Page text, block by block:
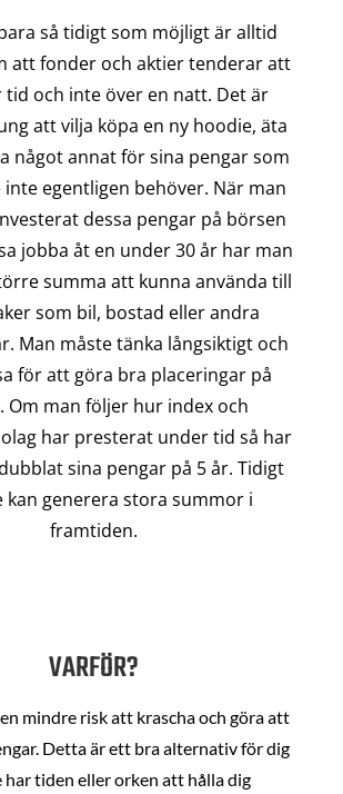
så tidigt som möjligt är alltid
att fonder och aktier tenderar att
tid och inte över en natt. Det är
att vilja köpa en ny hoodie, äta
något annat för sina pengar som
inte egentligen behöver. När man
dessa pengar på börsen
jobba åt en under 30 år har man
summa att kunna använda till
som bil, bostad eller andra
Man måste tänka långsiktigt och
för att göra bra placeringar på
Om man följer hur index och
har presterat under tid så har
sina pengar på 5 år. Tidigt
kan generera stora summor i
framtiden.
VARFÖR?
mindre risk att krascha och göra att
Detta är ett bra alternativ för dig
har tiden eller orken att hålla dig